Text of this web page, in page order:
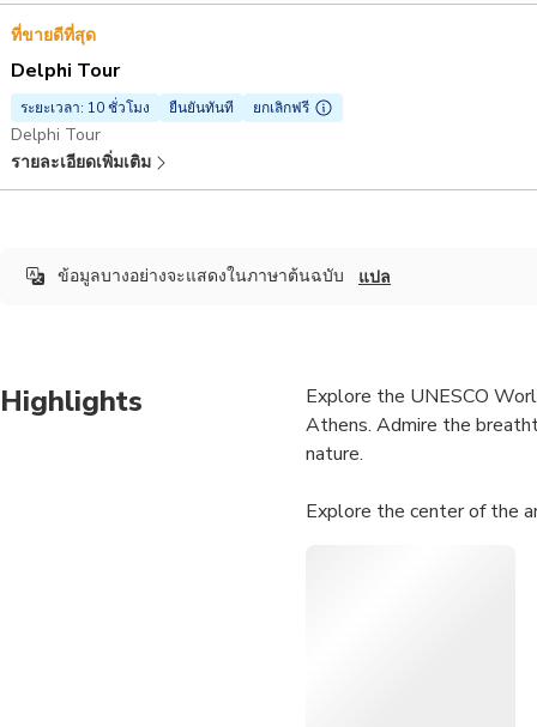
ที่ขายดีที่สุด
Delphi Tour
ระยะเวลา: 10 ชั่วโมง ยืนยันทันที ยกเลิกฟรี
Delphi Tour
รายละเอียดเพิ่มเติม
ข้อมูลบางอย่างจะแสดงในภาษาต้นฉบับ แปล
Highlights
Explore the UNESCO
Athens. Admire the
nature.
Explore the center of the